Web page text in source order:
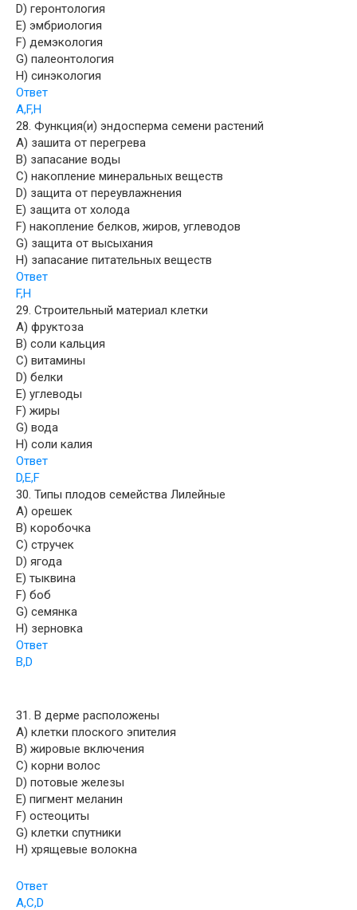
D) геронтология
E) эмбриология
F) демэкология
G) палеонтология
H) синэкология
Ответ
A,F,H
28. Функция(и) эндосперма семени растений
A) зашита от перегрева
B) запасание воды
C) накопление минеральных веществ
D) защита от переувлажнения
E) защита от холода
F) накопление белков, жиров, углеводов
G) защита от высыхания
H) запасание питательных веществ
Ответ
F,H
29. Строительный материал клетки
A) фруктоза
B) соли кальция
C) витамины
D) белки
E) углеводы
F) жиры
G) вода
H) соли калия
Ответ
D,E,F
30. Типы плодов семейства Лилейные
A) орешек
B) коробочка
C) стручек
D) ягода
E) тыквина
F) бoб
G) семянка
H) зерновка
Ответ
B,D
31. В дерме расположены
A) клетки плоского эпителия
B) жировые включения
C) корни волос
D) потовые железы
E) пигмент меланин
F) остеоциты
G) клетки спутники
H) хрящевые волокна
Ответ
A,C,D